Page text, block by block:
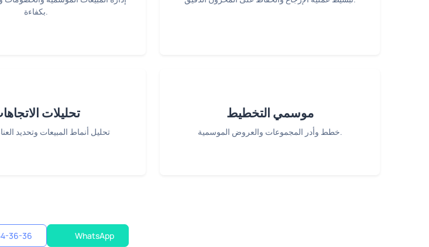
بكفاءة.
تحليلات
تحليل أنماط المبيعات وتحديد
موسمي التخطيط
خطط وأدر المجموعات والعروض الموسمية.
36-36 WhatsApp